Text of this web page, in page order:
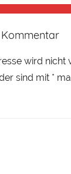
wird nicht
sind mit *